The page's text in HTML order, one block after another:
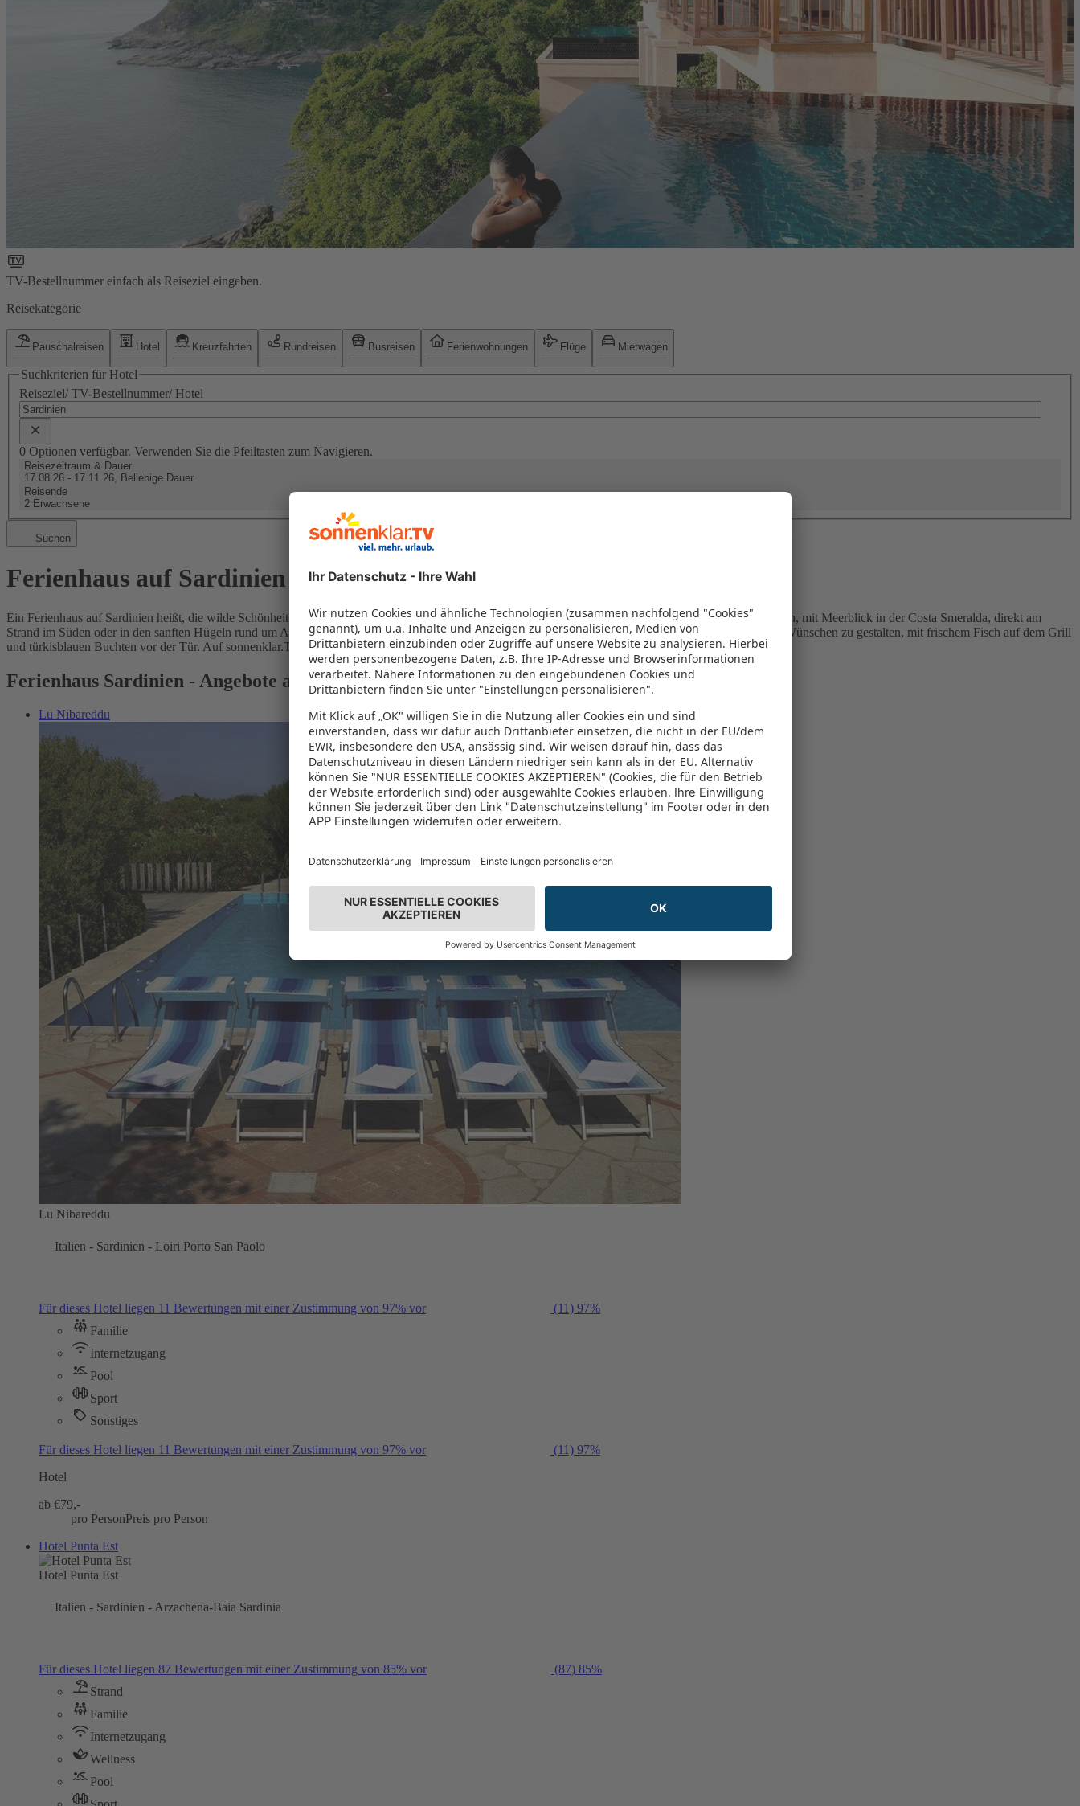
TV-Bestellnummer einfach als Reiseziel eingeben.
Reisekategorie
Pauschalreisen Hotel Kreuzfahrten Rundreisen Busreisen Ferienwohnungen Flüge Mietwagen
Suchkriterien für Hotel
Reiseziel/ TV-Bestellnummer/ Hotel
0 Optionen verfügbar. Verwenden Sie die Pfeiltasten zum Navigieren.
Reisezeitraum & Dauer
17.08.26 - 17.11.26, Beliebige Dauer
Reisende
2 Erwachsene
Suchen
Ferienhaus auf Sardinien mieten
Ein Ferienhaus auf Sardinien heißt, die wilde Schönheit der Insel ganz privat und ungestört zu genießen. Ob in einer traditionellen Steinvilla im Inselinneren, mit Meerblick in der Costa Smeralda, direkt am
Strand im Süden oder in den sanften Hügeln rund um Alghero – Sie haben viel Platz, eine eigene Terrasse und die Freiheit, Ihren Urlaub ganz nach Ihren Wünschen zu gestalten, mit frischem Fisch auf dem Grill
und türkisblauen Buchten vor der Tür. Auf sonnenklar.TV finden Sie eine große Auswahl an schönen Ferienhäusern auf Sardinien.
Ferienhaus Sardinien - Angebote auf sonnenklar.TV
Lu Nibareddu
Lu Nibareddu
Italien - Sardinien - Loiri Porto San Paolo
Für dieses Hotel liegen 11 Bewertungen mit einer Zustimmung von 97% vor (11) 97%
Familie
Internetzugang
Pool
Sport
Sonstiges
Für dieses Hotel liegen 11 Bewertungen mit einer Zustimmung von 97% vor (11) 97%
Hotel
ab €79,-
pro PersonPreis pro Person
Hotel Punta Est
Hotel Punta Est
Italien - Sardinien - Arzachena-Baia Sardinia
Für dieses Hotel liegen 87 Bewertungen mit einer Zustimmung von 85% vor (87) 85%
Strand
Familie
Internetzugang
Wellness
Pool